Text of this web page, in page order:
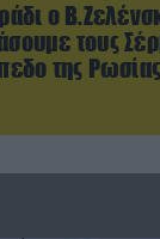
ο
τους
της